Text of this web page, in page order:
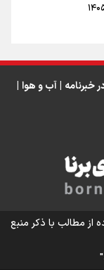
است؟
خبرنامه | آب و هوا |
از مطالب با ذکر منبع